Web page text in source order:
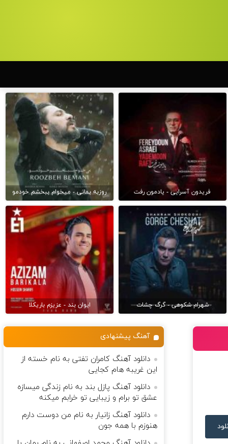
فریدون آسرایی - یادمون رفت روزبه بمانی - میخوام ببخشم خودمو
شهرام شکوهی - گرگ چشات ایوان بند - عزیزم باریکلا
آهنگ پیشنهادی
دانلود آهنگ کامران تفتی به نام خسته از
این غریبه هام کجایی
دانلود آهنگ پازل بند به نام زندگی میسازه
عشق تو برام و زیبایی تو خرابم میکنه
دانلود آهنگ زانیار به نام من دوست دارم
هنوزم با همه جون